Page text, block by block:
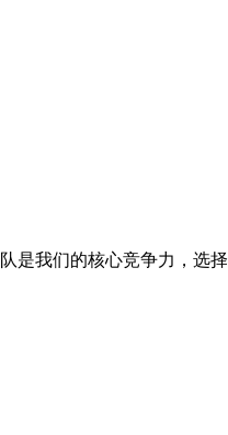
是我们的核心竞争力，选择